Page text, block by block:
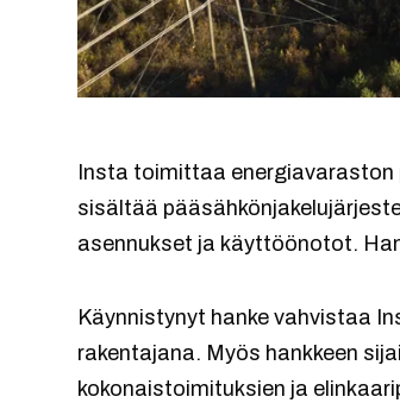
Insta toimittaa
sisältää
asennukset ja käyttöönotot.
Käynnistynyt hanke vahvistaa
rakentajana. Myös hankkeen
kokonaistoimituksien ja